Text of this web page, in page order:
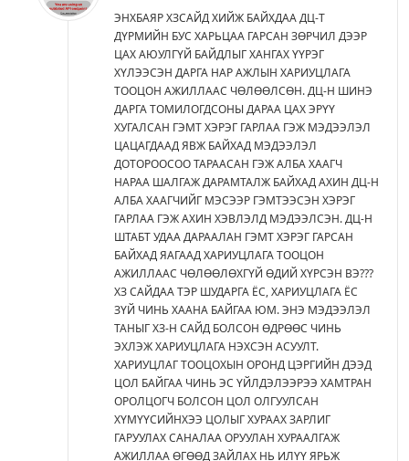
ЭНХБАЯР ХЗСАЙД ХИЙЖ БАЙХДАА ДЦ-Т
ДҮРМИЙН БУС ХАРЬЦАА ГАРСАН ЗӨРЧИЛ ДЭЭР
ЦАХ АЮУЛГҮЙ БАЙДЛЫГ ХАНГАХ ҮҮРЭГ
ХҮЛЭЭСЭН ДАРГА НАР АЖЛЫН ХАРИУЦЛАГА
ТООЦОН АЖИЛЛААС ЧӨЛӨӨЛСӨН. ДЦ-Н ШИНЭ
ДАРГА ТОМИЛОГДСОНЫ ДАРАА ЦАХ ЭРҮҮ
ХУГАЛСАН ГЭМТ ХЭРЭГ ГАРЛАА ГЭЖ МЭДЭЭЛЭЛ
ЦАЦАГДААД ЯВЖ БАЙХАД МЭДЭЭЛЭЛ
ДОТОРООСОО ТАРААСАН ГЭЖ АЛБА ХААГЧ
НАРАА ШАЛГАЖ ДАРАМТАЛЖ БАЙХАД АХИН ДЦ-Н
АЛБА ХААГЧИЙГ МЭСЭЭР ГЭМТЭЭСЭН ХЭРЭГ
ГАРЛАА ГЭЖ АХИН ХЭВЛЭЛД МЭДЭЭЛСЭН. ДЦ-Н
ШТАБТ УДАА ДАРААЛАН ГЭМТ ХЭРЭГ ГАРСАН
БАЙХАД ЯАГААД ХАРИУЦЛАГА ТООЦОН
АЖИЛЛААС ЧӨЛӨӨЛӨХГҮЙ ӨДИЙ ХҮРСЭН ВЭ???
ХЗ САЙДАА ТЭР ШУДАРГА ЁС, ХАРИУЦЛАГА ЁС
ЗҮЙ ЧИНЬ ХААНА БАЙГАА ЮМ. ЭНЭ МЭДЭЭЛЭЛ
ТАНЫГ ХЗ-Н САЙД БОЛСОН ӨДРӨӨС ЧИНЬ
ЭХЛЭЖ ХАРИУЦЛАГА НЭХСЭН АСУУЛТ.
ХАРИУЦЛАГ ТООЦОХЫН ОРОНД ЦЭРГИЙН ДЭЭД
ЦОЛ БАЙГАА ЧИНЬ ЭС ҮЙЛДЭЛЭЭРЭЭ ХАМТРАН
ОРОЛЦОГЧ БОЛСОН ЦОЛ ОЛГУУЛСАН
ХҮМҮҮСИЙНХЭЭ ЦОЛЫГ ХУРААХ ЗАРЛИГ
ГАРУУЛАХ САНАЛАА ОРУУЛАН ХУРААЛГАЖ
АЖИЛЛАА ӨГӨӨД ЗАЙЛАХ НЬ ИЛҮҮ ЯРЬЖ